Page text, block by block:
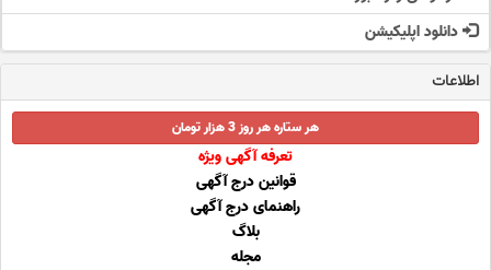
دانلود اپلیکیشن
اطلاعات
هر ستاره هر روز 3 هزار تومان
تعرفه آگهی ویژه
قوانین درج آگهی
راهنمای درج آگهی
بلاگ
مجله